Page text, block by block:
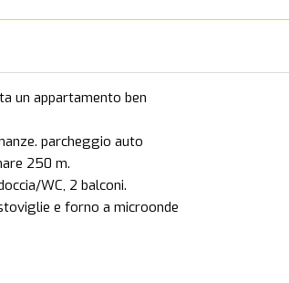
un appartamento ben
parcheggio auto
250 m.
WC, 2 balconi.
e forno a microonde